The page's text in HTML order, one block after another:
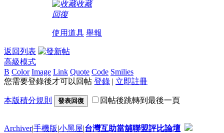
收藏
回復
使用道具 舉報
返回列表
高級模式
B Color Image Link Quote Code Smilies
您需要登錄後才可以回帖 登錄 | 立即註冊
本版積分規則 發表回復 回帖後跳轉到最後一頁
Archiver|手機版|小黑屋|台灣互助當舖聯盟評比論壇